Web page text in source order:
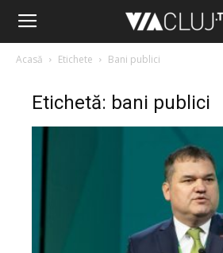
Acasă Etichete Bani publici
Etichetă: bani publici